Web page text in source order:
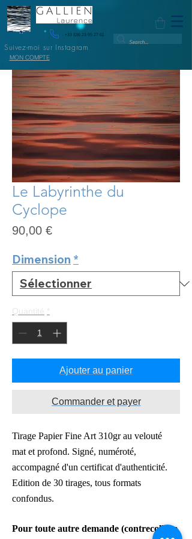
+33 (0)6 23 95 27 61
Suivez-moi sur Instagram
MON COMPTE
Le Labyrinthe du
Cyclope
90,00 €Prix
Dimension *
Ajouter au panier
Commander et payer
Tirage Papier Fine Art 310gr au velouté
mat et profond. Signé, numéroté,
accompagné d'un certificat d'authenticité.
Edition de 30 tirages, tous formats
confondus.
Pour toute autre demande (contrecollage